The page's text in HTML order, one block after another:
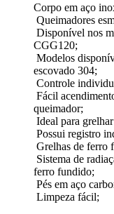
Corpo em aço
Queimadores
Disponível nos
CGG120;
Modelos
escovado 304;
Controle
Fácil
queimador;
Ideal para
Possui registro
Grelhas de ferro
Sistema de
ferro fundido;
Pés em aço
Limpeza fácil;